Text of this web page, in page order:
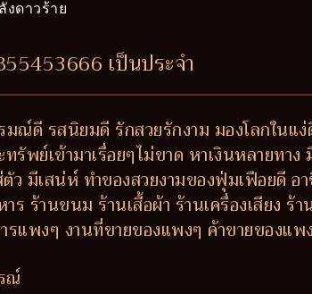
ดาวร้าย
เป็นประจำ
มณ์ดี รสนิยมดี รักสวยรักงาม มองโลกใน
พย์เข้ามาเรื่อยๆไม่ขาด หาเงินหลายทาง
ว มีเสน่ห์ ทำของสวยงามของฟุ่มเฟือยดี
ร ร้านขนม ร้านเสื้อผ้า ร้านเครื่องเสียง
รแพงๆ งานที่ขายของแพงๆ ค้าขายของแ
ณ์